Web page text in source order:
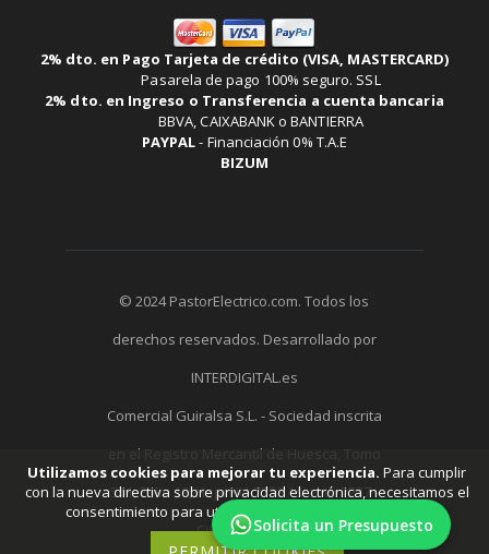
Utilizamos cookies para mejorar tu experiencia. Para cumplir
con la nueva directiva sobre privacidad electrónica, necesitamos el
consentimiento para utilizar tus cookies.
Solicita un Presupuesto
2% dto. en Pago Tarjeta de crédito (VISA, MASTERCARD)
Pasarela de pago 100% seguro. SSL
2% dto. en Ingreso o Transferencia a cuenta bancaria
BBVA, CAIXABANK o BANTIERRA
PAYPAL- Financiación 0% T.A.E
BIZUM
© 2024 PastorElectrico.com. Todos los
derechos reservados. Desarrollado por
INTERDIGITAL.es
Comercial Guiralsa S.L. - Sociedad inscrita
en el Registro Mercantil de Huesca, Tomo
511, Folio 19, Hoja HU-7752 Asiento 2237 -
CIF: B22291058